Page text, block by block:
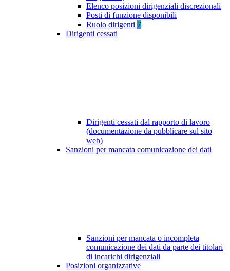
Elenco posizioni dirigenziali discrezionali
Posti di funzione disponibili
Ruolo dirigenti 7
Dirigenti cessati
Dirigenti cessati dal rapporto di lavoro
(documentazione da pubblicare sul sito
web)
Sanzioni per mancata comunicazione dei dati
Sanzioni per mancata o incompleta
comunicazione dei dati da parte dei titolari
di incarichi dirigenziali
Posizioni organizzative